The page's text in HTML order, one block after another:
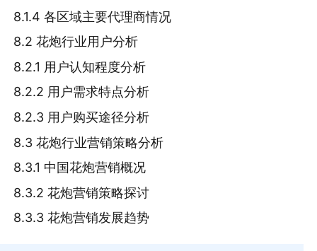
8.1.4 各区域主要代理商情况
8.2 花炮行业用户分析
8.2.1 用户认知程度分析
8.2.2 用户需求特点分析
8.2.3 用户购买途径分析
8.3 花炮行业营销策略分析
8.3.1 中国花炮营销概况
8.3.2 花炮营销策略探讨
8.3.3 花炮营销发展趋势